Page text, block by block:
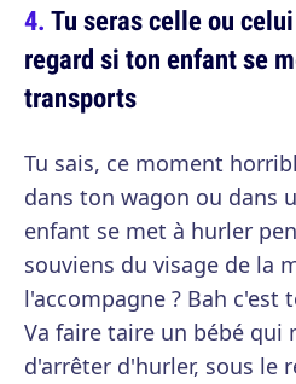
Tu seras celle ou
regard si ton enfant se
transports
Tu sais, ce moment
dans ton wagon ou dans
enfant se met à hurler
souviens du visage de la
l'accompagne ? Bah
Va faire taire un bébé qui
d'arrêter d'hurler, sous le